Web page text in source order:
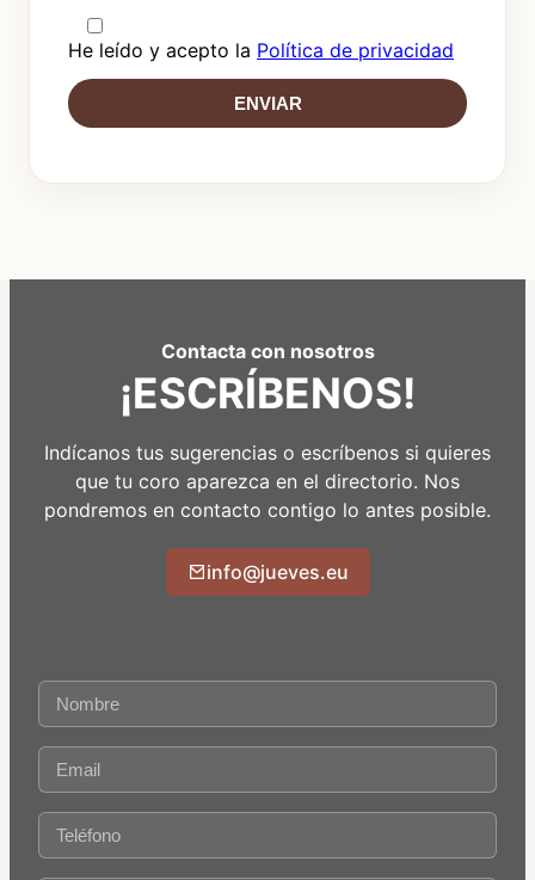
He leído y acepto la Política de privacidad
Contacta con nosotros
¡ESCRÍBENOS!
Indícanos tus sugerencias o escríbenos si quieres
que tu coro aparezca en el directorio. Nos
pondremos en contacto contigo lo antes posible.
info@jueves.eu